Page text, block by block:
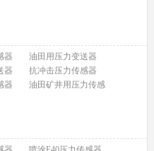
器
油田用压力变送器
器
抗冲击压力传感器
器
油田矿井用压力传感